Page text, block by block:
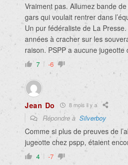
Vraiment pas. Allumez bande
gars qui voulait rentrer dans
Un pur fédéraliste de La
années à cracher sur les
raison. PSPP a aucune jugeotte
7 -6
Jean Do 8 mois il y a
Répondre à Silverboy
Comme si plus de preuves de
jugeotte chez pspp, étaient
4 -7